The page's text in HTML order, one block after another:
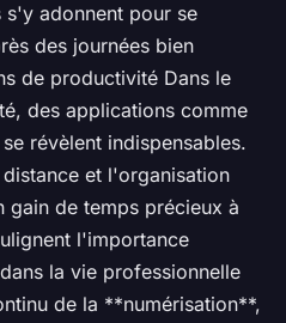
s'y adonnent pour se
des journées bien
de productivité Dans le
des applications comme
révèlent indispensables.
et l'organisation
gain de temps précieux à
l'importance
la vie professionnelle
de la **numérisation**,